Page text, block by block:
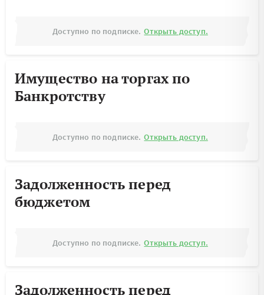
Доступно по подписке. Открыть доступ.
Имущество на торгах по
Банкротству
Доступно по подписке. Открыть доступ.
Задолженность перед
бюджетом
Доступно по подписке. Открыть доступ.
Задолженность перед